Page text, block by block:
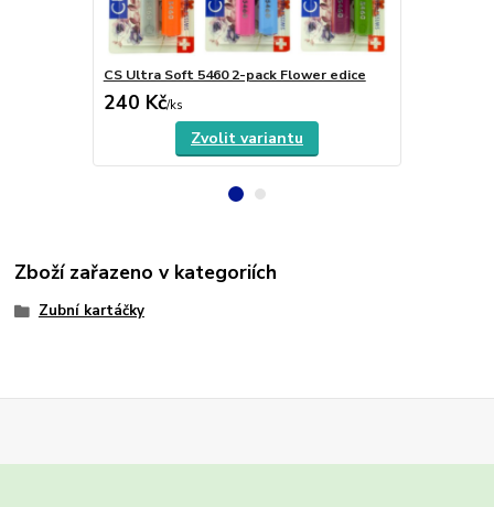
CS Ultra Soft 5460 2-pack Flower edice
240 Kč/ks
Zvolit variantu
Zboží zařazeno v kategoriích
Zubní kartáčky